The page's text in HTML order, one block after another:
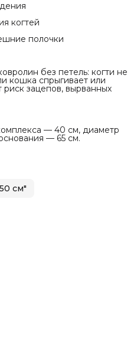
когтей
полочки
без петель: когти не
кошка спрыгивает или
риск зацепов, вырванных
— 40 см, диаметр
— 65 см.
см"